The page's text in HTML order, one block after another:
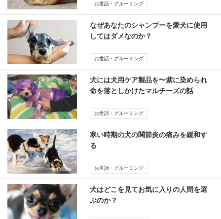
お世話・グルーミング
なぜあなたのシャンプーを愛犬に使用
してはダメなのか？
お世話・グルーミング
犬には犬用ケア製品を〜紫に染められ
命を落としかけたマルチーズの話
お世話・グルーミング
寒い時期の犬の関節炎の痛みを緩和す
る
お世話・グルーミング
犬はどこを見てお気に入りの人間を選
ぶのか？